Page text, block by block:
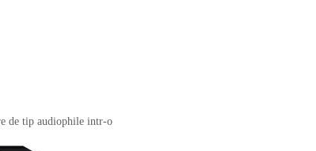
de tip audiophile intr-o